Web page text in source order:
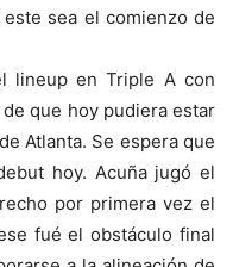
sea el comienzo de
lineup en Triple A con
que hoy pudiera estar
Atlanta. Se espera que
hoy. Acuña jugó el
por primera vez el
fué el obstáculo final